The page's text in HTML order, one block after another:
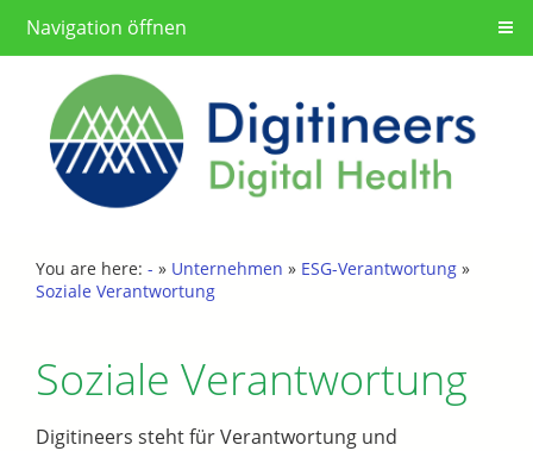
Navigation öffnen
You are here: - » Unternehmen » ESG-Verantwortung »
Soziale Verantwortung
Soziale Verantwortung
Digitineers steht für Verantwortung und